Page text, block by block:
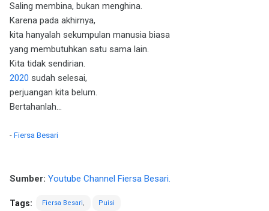
Saling membina, bukan menghina.
Karena pada akhirnya,
kita hanyalah sekumpulan manusia biasa
yang membutuhkan satu sama lain.
Kita tidak sendirian.
2020 sudah selesai,
perjuangan kita belum.
Bertahanlah...
- Fiersa Besari
Sumber: Youtube Channel Fiersa Besari.
Tags: Fiersa Besari Puisi